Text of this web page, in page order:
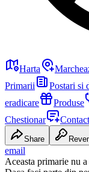
Harta
Primarii
Postari si
eradicare
Produse
Chestionar
Contact
Share
email
Aceasta primarie nu